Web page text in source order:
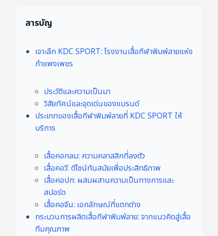
สารบัญ
เจาะลึก KDC SPORT: โรงงานเสื้อกีฬาพิมพ์ลายแห่ง
กำแพงเพชร
ประวัติและความเป็นมา
วิสัยทัศน์และจุดเด่นของแบรนด์
ประเภทของเสื้อกีฬาพิมพ์ลายที่ KDC SPORT ให้
บริการ
เสื้อคอกลม: ความคลาสสิกที่ลงตัว
เสื้อคอวี: ดีไซน์ทันสมัยเพื่อประสิทธิภาพ
เสื้อคอปก: ผสมผสานความเป็นทางการและ
สปอร์ต
เสื้อคอจีน: เอกลักษณ์ที่แตกต่าง
กระบวนการผลิตเสื้อกีฬาพิมพ์ลาย: จากแนวคิดสู่เสื้อ
ทีมคุณภาพ